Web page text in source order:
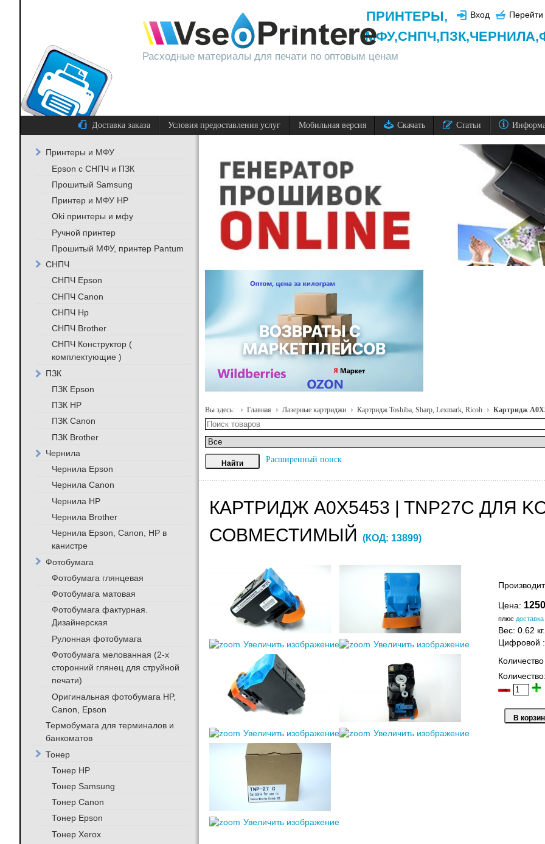
Расходные материалы для печати по оптовым ценам
Вход Перейти
ПРИНТЕРЫ,
МФУ,СНПЧ,ПЗК,ЧЕРНИЛА,
Доставка заказа Условия предоставления услуг Мобильная версия Скачать Статьи
Вы здесь: Главная Лазерные картриджи Картридж Toshiba, Sharp, Lexmark, Ricoh Картридж
Расширенный поиск
КАРТРИДЖ A0X5453 | TNP27C ДЛЯ
СОВМЕСТИМЫЙ (КОД: 13899)
Увеличить изображение Увеличить изображение
Увеличить изображение Увеличить изображение
Увеличить изображение
Цена:
плюс доставка
Вес: 0.62 кг.
Цифровой
Принтеры и МФУ
Epson с СНПЧ и ПЗК
Прошитый Samsung
Принтер и МФУ HP
Oki принтеры и мфу
Ручной принтер
Прошитый МФУ, принтер Pantum
СНПЧ
СНПЧ Epson
СНПЧ Canon
СНПЧ Hp
СНПЧ Brother
СНПЧ Конструктор (
комплектующие )
ПЗК
ПЗК Epson
ПЗК HP
ПЗК Canon
ПЗК Brother
Чернила
Чернила Epson
Чернила Canon
Чернила HP
Чернила Brother
Чернила Epson, Canon, HP в
канистре
Фотобумага
Фотобумага глянцевая
Фотобумага матовая
Фотобумага фактурная.
Дизайнерская
Рулонная фотобумага
Фотобумага мелованная (2-х
сторонний глянец для струйной
печати)
Оригинальная фотобумага HP,
Canon, Epson
Термобумага для терминалов и
банкоматов
Тонер
Тонер HP
Тонер Samsung
Тонер Canon
Тонер Epson
Тонер Xerox